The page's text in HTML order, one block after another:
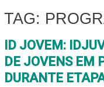
TAG:
ID JOVEM:
DE JOVENS EM
DURANTE